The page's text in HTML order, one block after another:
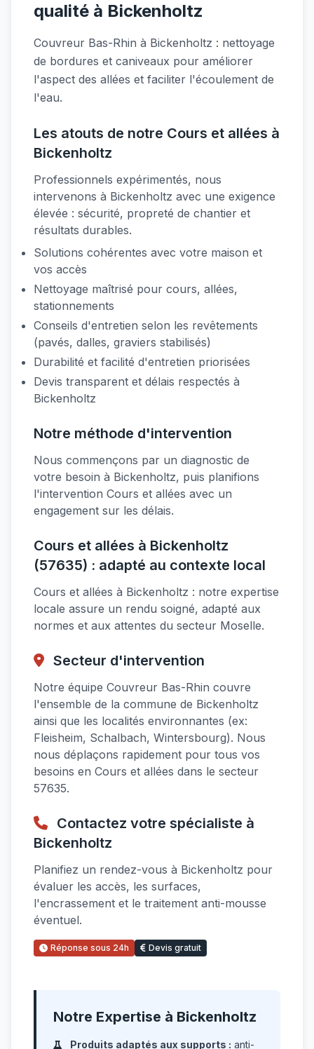
qualité à Bickenholtz
Couvreur Bas-Rhin à Bickenholtz : nettoyage
de bordures et caniveaux pour améliorer
l'aspect des allées et faciliter l'écoulement de
l'eau.
Les atouts de notre Cours et allées à
Bickenholtz
Professionnels expérimentés, nous
intervenons à Bickenholtz avec une exigence
élevée : sécurité, propreté de chantier et
résultats durables.
Solutions cohérentes avec votre maison et
vos accès
Nettoyage maîtrisé pour cours, allées,
stationnements
Conseils d'entretien selon les revêtements
(pavés, dalles, graviers stabilisés)
Durabilité et facilité d'entretien priorisées
Devis transparent et délais respectés à
Bickenholtz
Notre méthode d'intervention
Nous commençons par un diagnostic de
votre besoin à Bickenholtz, puis planifions
l'intervention Cours et allées avec un
engagement sur les délais.
Cours et allées à Bickenholtz
(57635) : adapté au contexte local
Cours et allées à Bickenholtz : notre expertise
locale assure un rendu soigné, adapté aux
normes et aux attentes du secteur Moselle.
Secteur d'intervention
Notre équipe Couvreur Bas-Rhin couvre
l'ensemble de la commune de Bickenholtz
ainsi que les localités environnantes (ex:
Fleisheim, Schalbach, Wintersbourg). Nous
nous déplaçons rapidement pour tous vos
besoins en Cours et allées dans le secteur
57635.
Contactez votre spécialiste à
Bickenholtz
Planifiez un rendez-vous à Bickenholtz pour
évaluer les accès, les surfaces,
l'encrassement et le traitement anti-mousse
éventuel.
Réponse sous 24h Devis gratuit
Notre Expertise à Bickenholtz
Produits adaptés aux supports : anti-